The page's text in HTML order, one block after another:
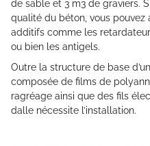
de sable et 3 m3 de graviers.
qualité du béton, vous
additifs comme les
ou bien les antigels.
Outre la structure de base
composée de films de
ragréage ainsi que des fils
dalle nécessite l’installation.